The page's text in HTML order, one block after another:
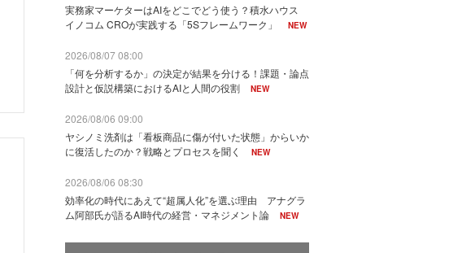
実務家マーケターはAIをどこでどう使う？積水ハウス
イノコム CROが実践する「5Sフレームワーク」
NEW
2026/08/07 08:00
「何を分析するか」の決定が結果を分ける！課題・論点
設計と仮説構築におけるAIと人間の役割
NEW
2026/08/06 09:00
ヤシノミ洗剤は「看板商品に傷が付いた状態」からいか
に復活したのか？戦略とプロセスを聞く
NEW
2026/08/06 08:30
効率化の時代にあえて“超属人化”を選ぶ理由 アナグラ
ム阿部氏が語るAI時代の経営・マネジメント論
NEW